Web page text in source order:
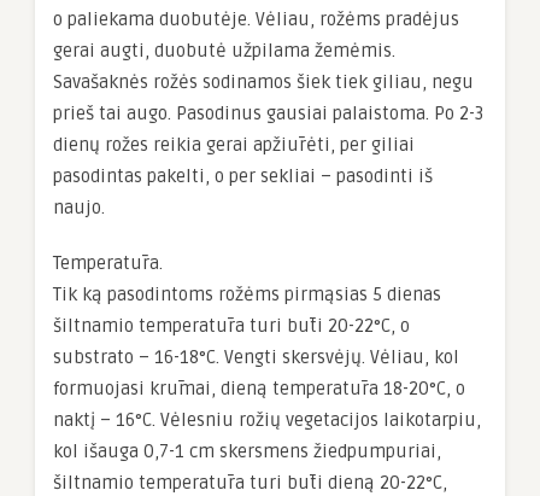
o paliekama duobutėje. Vėliau, rožėms pradėjus
gerai augti, duobutė užpilama žemėmis.
Savašaknės rožės sodinamos šiek tiek giliau, negu
prieš tai augo. Pasodinus gausiai palaistoma. Po 2-3
dienų rožes reikia gerai apžiūrėti, per giliai
pasodintas pakelti, o per sekliai – pasodinti iš
naujo.
Temperatūra.
Tik ką pasodintoms rožėms pirmąsias 5 dienas
šiltnamio temperatūra turi būti 20-22°C, o
substrato – 16-18°C. Vengti skersvėjų. Vėliau, kol
formuojasi krūmai, dieną temperatūra 18-20°C, o
naktį – 16°C. Vėlesniu rožių vegetacijos laikotarpiu,
kol išauga 0,7-1 cm skersmens žiedpumpuriai,
šiltnamio temperatūra turi būti dieną 20-22°C,